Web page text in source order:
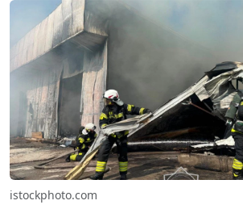
istockphoto.com